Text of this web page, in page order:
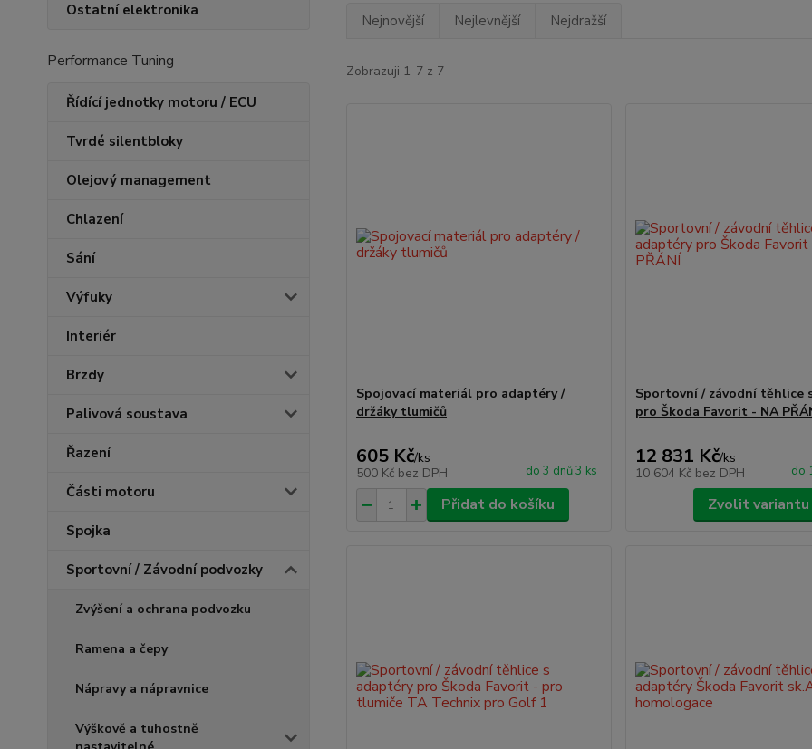
Ostatní elektronika
Performance Tuning
Řídící jednotky motoru / ECU
Tvrdé silentbloky
Olejový management
Chlazení
Sání
Výfuky
Interiér
Brzdy
Palivová soustava
Řazení
Části motoru
Spojka
Sportovní / Závodní podvozky
Zvýšení a ochrana podvozku
Ramena a čepy
Nápravy a nápravnice
Výškově a tuhostně
Nejnovější Nejlevnější Nejdražší
Zobrazuji 1-7 z 7
Spojovací materiál pro adaptéry /
držáky tlumičů
605 Kč/ks
500 Kč bez DPH do 3 dnů 3 ks
Přidat do košíku
Sportovní / závodní těhlice
pro Škoda Favorit - NA
12 831 Kč/ks
10 604 Kč bez DPH do
Zvolit variantu